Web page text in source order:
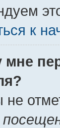
к
мне
не